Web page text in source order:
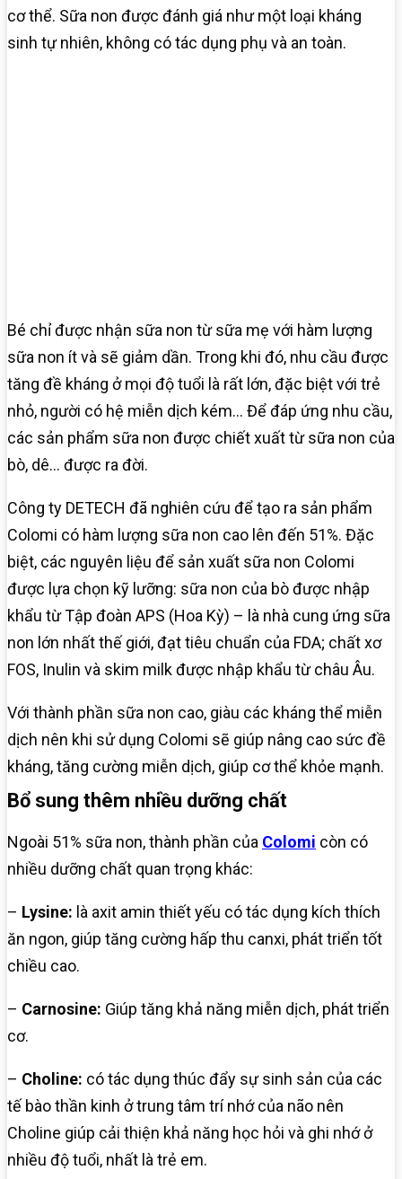
cơ thể. Sữa non được đánh giá như một loại kháng
sinh tự nhiên, không có tác dụng phụ và an toàn.
Bé chỉ được nhận sữa non từ sữa mẹ với hàm lượng
sữa non ít và sẽ giảm dần. Trong khi đó, nhu cầu được
tăng đề kháng ở mọi độ tuổi là rất lớn, đặc biệt với trẻ
nhỏ, người có hệ miễn dịch kém… Để đáp ứng nhu cầu,
các sản phẩm sữa non được chiết xuất từ sữa non của
bò, dê… được ra đời.
Công ty DETECH đã nghiên cứu để tạo ra sản phẩm
Colomi có hàm lượng sữa non cao lên đến 51%. Đặc
biệt, các nguyên liệu để sản xuất sữa non Colomi
được lựa chọn kỹ lưỡng: sữa non của bò được nhập
khẩu từ Tập đoàn APS (Hoa Kỳ) – là nhà cung ứng sữa
non lớn nhất thế giới, đạt tiêu chuẩn của FDA; chất xơ
FOS, Inulin và skim milk được nhập khẩu từ châu Âu.
Với thành phần sữa non cao, giàu các kháng thể miễn
dịch nên khi sử dụng Colomi sẽ giúp nâng cao sức đề
kháng, tăng cường miễn dịch, giúp cơ thể khỏe mạnh.
Bổ sung thêm nhiều dưỡng chất
Ngoài 51% sữa non, thành phần của Colomi còn có
nhiều dưỡng chất quan trọng khác:
– Lysine: là axit amin thiết yếu có tác dụng kích thích
ăn ngon, giúp tăng cường hấp thu canxi, phát triển tốt
chiều cao.
– Carnosine: Giúp tăng khả năng miễn dịch, phát triển
cơ.
– Choline: có tác dụng thúc đẩy sự sinh sản của các
tế bào thần kinh ở trung tâm trí nhớ của não nên
Choline giúp cải thiện khả năng học hỏi và ghi nhớ ở
nhiều độ tuổi, nhất là trẻ em.